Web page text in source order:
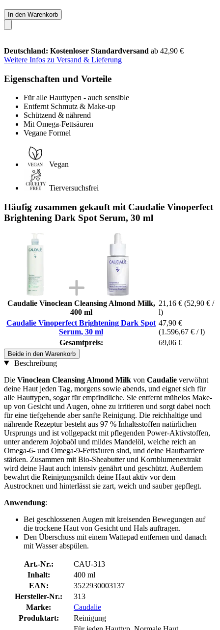
In den Warenkorb
Deutschland: Kostenloser Standardversand ab 42,90 €
Weitere Infos zu Versand & Lieferung
Eigenschaften und Vorteile
Für alle Hauttypen - auch sensible
Entfernt Schmutz & Make-up
Schützend & nährend
Mit Omega-Fettsäuren
Vegane Formel
Vegan
Tierversuchsfrei
Häufig zusammen gekauft mit Caudalie Vinoperfect
Brightening Dark Spot Serum, 30 ml
Caudalie Vinoclean Cleansing Almond Milk,
400 ml
21,16 € (52,90 € /
l)
Caudalie Vinoperfect Brightening Dark Spot
Serum, 30 ml
47,90 €
(1.596,67 € / l)
Gesamtpreis:
69,06 €
Beide in den Warenkorb
Beschreibung
Die Vinoclean Cleansing Almond Milk von Caudalie verwöhnt
deine Haut jeden Tag, morgens sowie abends, und eignet sich für
alle Hauttypen, sogar für empfindliche. Sie entfernt mühelos Make-
up von Gesicht und Augen, ohne zu irritieren und sorgt dabei noch
für eine tiefgehende aber sanfte Reinigung. Die reichhaltige und
nährende Rezeptur besteht aus 97 % Inhaltsstoffen natürlichen
Ursprungs und ist vollgepackt mit pflegenden Power-Aktivstoffen,
unter anderem Jojobaöl und mildes Mandelöl, welche reich an
Omega-6- und Omega-9-Fettsäuren sind, und deine Hautbarriere
stärken. Zusammen mit Bio-Sheabutter und Kornblumenextrakt
wird deine Haut auch intensiv genährt und geschützt. Außerdem
bewahrt die Reinigungsmilch deine Haut aktiv vor dem
Austrocknen und hinterlässt sie zart, weich und sauber gepflegt.
Anwendung:
Bei geschlossenen Augen mit kreisenden Bewegungen auf
die trockene Haut von Gesicht und Hals auftragen.
Den Überschuss mit einem Wattepad entfernen und danach
mit Wasser abspülen.
Art.-Nr.:
CAU-313
Inhalt:
400 ml
EAN:
3522930003137
Hersteller-Nr.:
313
Marke:
Caudalie
Produktart:
Reinigung